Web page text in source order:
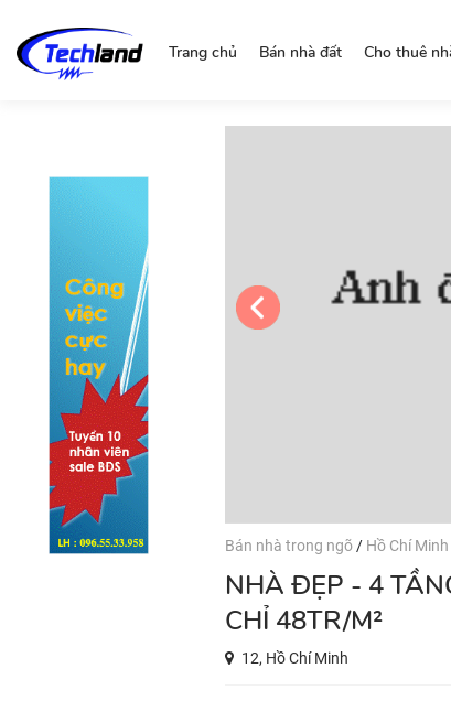
Trang chủ Bán nhà đất Cho thuê
Bán nhà trong ngõ / Hồ Chí Minh
NHÀ ĐẸP - 4 TẦNG BTCT - 164.3M² - HẺM 12M XE TẢI - GIÁ
CHỈ 48TR/M²
12, Hồ Chí Minh